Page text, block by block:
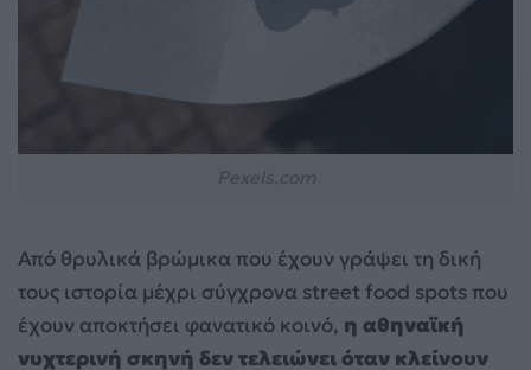
Από θρυλικά βρώμικα που έχουν γράψει τη δική
τους ιστορία μέχρι σύγχρονα street food spots που
έχουν αποκτήσει φανατικό κοινό, η αθηναϊκή
νυχτερινή σκηνή δεν τελειώνει όταν κλείνουν